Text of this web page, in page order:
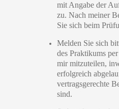
mit Angabe der
zu. Nach meiner
Sie sich beim
Melden Sie sich
des Praktikums
mir mitzuteilen,
erfolgreich
vertragsgerechte
sind.